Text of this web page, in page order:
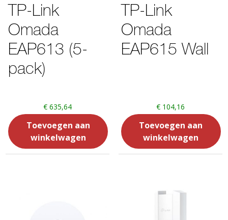
TP-Link
Omada
EAP613 (5-
pack)
€ 635,64
Toevoegen aan
winkelwagen
TP-Link
Omada
EAP615 Wall
€104,16
Toevoegen aan
winkelwagen